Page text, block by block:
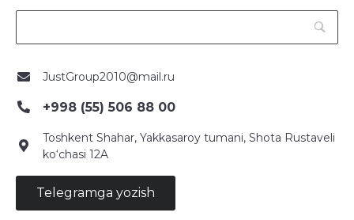
JustGroup2010@mail.ru
+998 (55) 506 88 00
Toshkent Shahar, Yakkasaroy tumani, Shota Rustaveli
ko‘chasi 12A
Telegramga yozish